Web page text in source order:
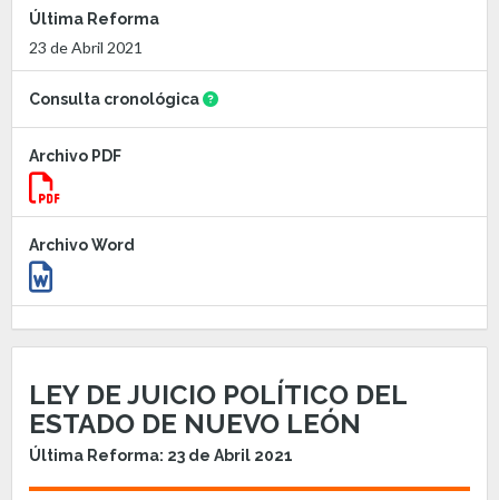
Última Reforma
23 de Abril 2021
Consulta cronológica
Archivo PDF
Archivo Word
LEY DE JUICIO POLÍTICO DEL
ESTADO DE NUEVO LEÓN
Última Reforma: 23 de Abril 2021